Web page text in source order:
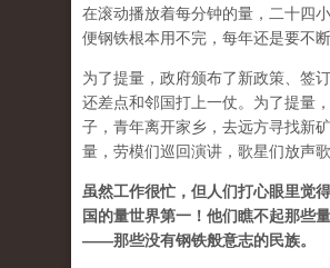
在滚动播放着每分钟的量，二十四
便钢铁根本用不完，每年还是要不断
为了提量，政府颁布了新政策、签
还差点和邻国打上一仗。为了提量
子，青年离开家乡，去远方寻找新
量，劳模们巡回演讲，歌星们放声歌
虽然工作很忙，但人们打心眼里觉
国的量世界第一！他们瞧不起那些
——那些没有钢铁般意志的民族。